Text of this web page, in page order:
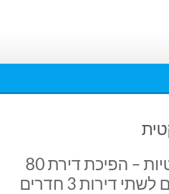
דירות קומפקטיות – הפיכת דירת 80
דירות 3 חדרים